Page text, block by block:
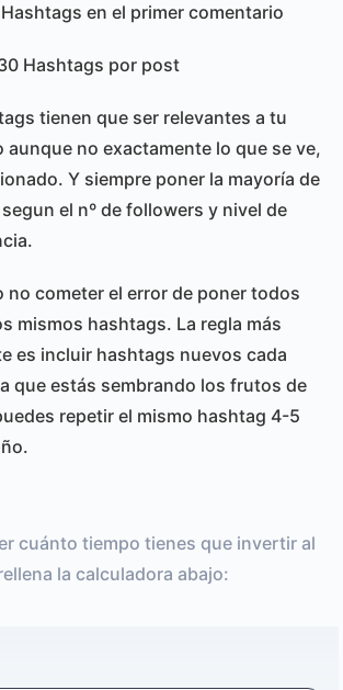
en el primer comentario
Hashtags por post
tienen que ser relevantes a tu
aunque no exactamente lo que se ve,
Y siempre poner la mayoría de
el nº de followers y nivel de
no cometer el error de poner todos
mismos hashtags. La regla más
es incluir hashtags nuevos cada
que estás sembrando los frutos de
repetir el mismo hashtag 4-5
cuánto tiempo tienes que invertir al
la calculadora abajo: